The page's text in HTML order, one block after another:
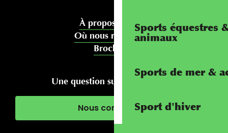
Sports équestres
animaux
Sports de mer &
Sport d'hiver
À propos de nous
Où nous rencontrer
Brochures
Une question sur votre séjour ?
Nous contacter